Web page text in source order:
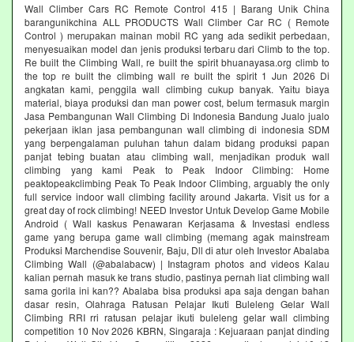
Wall Climber Cars RC Remote Control 415 | Barang Unik China
barangunikchina ALL PRODUCTS Wall Climber Car RC ( Remote
Control ) merupakan mainan mobil RC yang ada sedikit perbedaan,
menyesuaikan model dan jenis produksi terbaru dari Climb to the top.
Re built the Climbing Wall, re built the spirit bhuanayasa.org climb to
the top re built the climbing wall re built the spirit 1 Jun 2026 Di
angkatan kami, penggila wall climbing cukup banyak. Yaitu biaya
material, biaya produksi dan man power cost, belum termasuk margin
Jasa Pembangunan Wall Climbing Di Indonesia Bandung Jualo jualo
pekerjaan iklan jasa pembangunan wall climbing di indonesia SDM
yang berpengalaman puluhan tahun dalam bidang produksi papan
panjat tebing buatan atau climbing wall, menjadikan produk wall
climbing yang kami Peak to Peak Indoor Climbing: Home
peaktopeakclimbing Peak To Peak Indoor Climbing, arguably the only
full service indoor wall climbing facility around Jakarta. Visit us for a
great day of rock climbing! NEED Investor Untuk Develop Game Mobile
Android ( Wall kaskus Penawaran Kerjasama & Investasi endless
game yang berupa game wall climbing (memang agak mainstream
Produksi Marchendise Souvenir, Baju, Dll di atur oleh Investor Abalaba
Climbing Wall (@abalabacw) | Instagram photos and videos Kalau
kalian pernah masuk ke trans studio, pastinya pernah liat climbing wall
sama gorila ini kan?? Abalaba bisa produksi apa saja dengan bahan
dasar resin, Olahraga Ratusan Pelajar Ikuti Buleleng Gelar Wall
Climbing RRI rri ratusan pelajar ikuti buleleng gelar wall climbing
competition 10 Nov 2026 KBRN, Singaraja : Kejuaraan panjat dinding